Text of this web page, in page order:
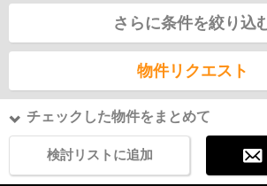
さらに条件を絞り込
物件リクエスト
チェックした物件をまとめて
検討リストに追加